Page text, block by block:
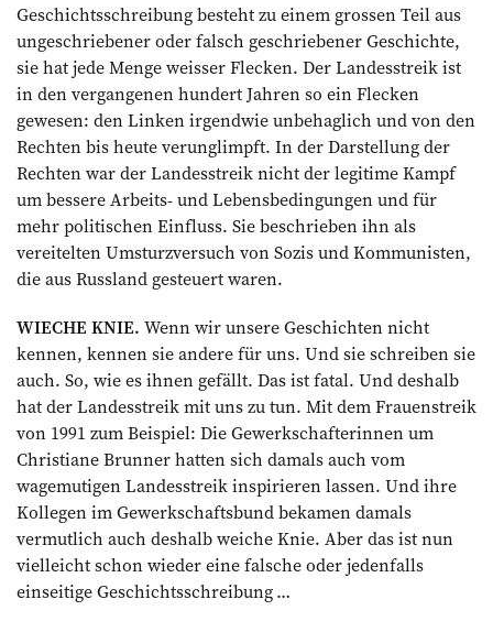
Geschichtsschreibung besteht zu einem grossen Teil aus
ungeschriebener oder falsch geschriebener Geschichte,
sie hat jede Menge weisser Flecken. Der Landesstreik ist
in den vergangenen hundert Jahren so ein Flecken
gewesen: den Linken irgendwie unbehaglich und von den
Rechten bis heute verunglimpft. In der Darstellung der
Rechten war der Landesstreik nicht der legitime Kampf
um bessere Arbeits- und Lebensbedingungen und für
mehr politischen Einfluss. Sie beschrieben ihn als
vereitelten Umsturzversuch von Sozis und Kommunisten,
die aus Russland gesteuert waren.
WIECHE KNIE. Wenn wir unsere Geschichten nicht
kennen, kennen sie andere für uns. Und sie schreiben sie
auch. So, wie es ihnen gefällt. Das ist fatal. Und deshalb
hat der Landesstreik mit uns zu tun. Mit dem Frauenstreik
von 1991 zum Beispiel: Die Gewerkschafterinnen um
Christiane Brunner hatten sich damals auch vom
wagemutigen Landesstreik inspirieren lassen. Und ihre
Kollegen im Gewerkschaftsbund bekamen damals
vermutlich auch deshalb weiche Knie. Aber das ist nun
vielleicht schon wieder eine falsche oder jedenfalls
einseitige Geschichtsschreibung …